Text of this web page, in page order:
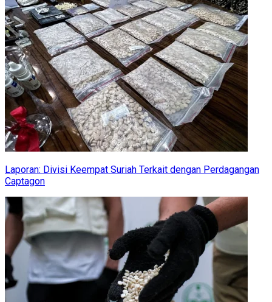
Laporan: Divisi Keempat Suriah Terkait dengan Perdagangan
Captagon